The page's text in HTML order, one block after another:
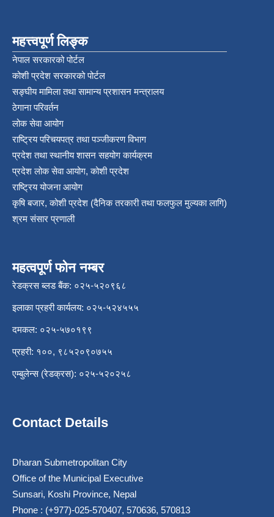
महत्त्वपूर्ण लिङ्क
नेपाल सरकारको पोर्टल
कोशी प्रदेश सरकारको पोर्टल
सङ्‍घीय मामिला तथा सामान्य प्रशासन मन्त्रालय
ठेगाना परिवर्तन
लोक सेवा आयोग
राष्ट्रिय परिचयपत्र तथा पञ्‍जीकरण विभाग
प्रदेश तथा स्थानीय शासन सहयोग कार्यक्रम
प्रदेश लोक सेवा आयोग, कोशी प्रदेश
राष्ट्रिय योजना आयोग
कृषि बजार, कोशी प्रदेश (दैनिक तरकारी तथा फलफुल मुल्यका लागि)
श्रम संसार प्रणाली
महत्वपूर्ण फोन नम्बर
रेडक्रस ब्लड बैंक: ०२५-५२०९६८
इलाका प्रहरी कार्यलय: ०२५-५२४५५५
दमकल: ०२५-५७०१९९
प्रहरी: १००, ९८५२०९०७५५
एम्बुलेन्स (रेडक्रस): ०२५-५२०२५८
Contact Details
Dharan Submetropolitan City
Office of the Municipal Executive
Sunsari, Koshi Province, Nepal
Phone : (+977)-025-570407, 570636, 570813